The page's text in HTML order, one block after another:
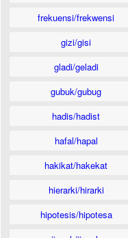
frekuensi/frekwensi
gizi/gisi
gladi/geladi
gubuk/gubug
hadis/hadist
hafal/hapal
hakikat/hakekat
hierarki/hirarki
hipotesis/hipotesa